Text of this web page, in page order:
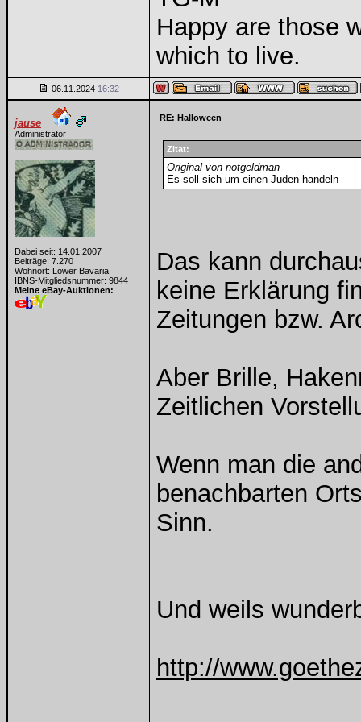
Happy are those
which to live.
06.11.2024 16:32
jause
Administrator
Dabei seit: 14.01.2007
Beiträge: 7.270
Wohnort: Lower Bavaria
IBNS-Mitgliedsnummer: 9844
Meine eBay-Auktionen:
RE: Halloween
Zitat:
Original von notgeldman
Es soll sich um einen Juden handeln
Das kann
keine Erklärung
Zeitungen bzw.
Aber Brille,
Zeitlichen
Wenn man die
benachbarten
Sinn.
Und weils
http://